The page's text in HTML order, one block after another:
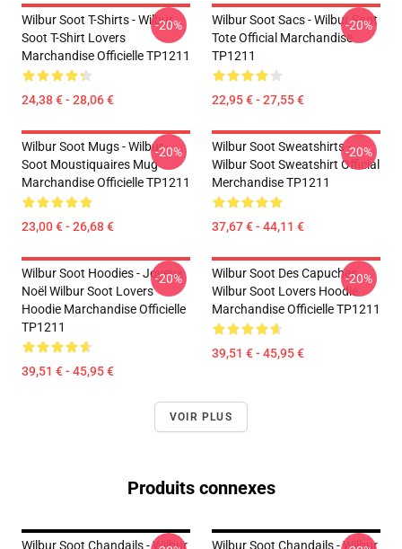
Wilbur Soot T-Shirts - Wilbur
Soot T-Shirt Lovers
Marchandise Officielle TP1211
24,38 € - 28,06 €
-20%
Wilbur Soot Sacs - Wilbur Soot
Tote Official Marchandise
TP1211
22,95 € - 27,55 €
-20%
Wilbur Soot Mugs - Wilbur
Soot Moustiquaires Mug
Marchandise Officielle TP1211
23,00 € - 26,68 €
-20%
Wilbur Soot Sweatshirts -
Wilbur Soot Sweatshirt Official
Merchandise TP1211
37,67 € - 44,11 €
-20%
Wilbur Soot Hoodies - Joyeux
Noël Wilbur Soot Lovers
Hoodie Marchandise Officielle
TP1211
39,51 € - 45,95 €
-20%
Wilbur Soot Des Capuches...
Wilbur Soot Lovers Hoodie
Marchandise Officielle TP1211
39,51 € - 45,95 €
-20%
VOIR PLUS
Produits connexes
Wilbur Soot Chandails - Wilbur
Wilbur Soot Chandails - Wilbur